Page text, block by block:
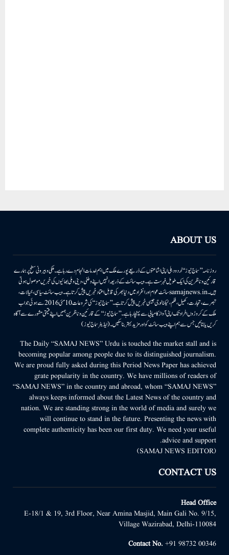
ABOUT US
روزنامہ ’’سماج نیوز‘‘ اُردو دہلی اپنی اشاعتوں کے ذریعے پورے ملک میں اہم خدمات انجام دے رہا ہے۔ ملکی وبیرونی سطح پر ہمارے
قارئین وناظرین کی ایک طویل فہرست ہے۔ ویب سائٹ کے ذریعہ انہیں اپنے وطنی، دینی وملی بھائیوں کی خبریں موصول ہوتی
ہیں۔samajnews.inسائٹ عوام اور انفراد میں دنیا بھر کی قابل اعتماد خبریں پیش کرتا ہے۔ ویب سائٹ سیاسی، خیالات،
تبصرے، تجارت، کھیل، فلم، ٹیکنالوجی جیسی خبریں پیش کرتا ہے۔ ’’سماج نیوز‘‘ کی شروعات 10مئی 2016 سے ہوئی جو اب
ملک کے کروڑوں افراد تک اپنی آواز کامیابی سے پہنچا رہا ہے۔ ’’سماج نیوز‘‘ کے قارئین وناظرین ہمیں اپنے قیمتی مشورے سے آگاہ
کریں یا بتائیں جس سے ہم اپنے ویب سائٹ کو اور مزید بہتر بناسکیں۔ (ایڈیٹر سماج نیوز)
The Daily “SAMAJ NEWS” Urdu is touched the market stall and is
becoming popular among people due to its distinguished journalism.
We are proud fully asked during this Period News Paper has achieved
grate popularity in the country. We have millions of readers of
“SAMAJ NEWS” in the country and abroad, whom “SAMAJ NEWS”
always keeps informed about the Latest News of the country and
nation. We are standing strong in the world of media and surely we
will continue to stand in the future. Presenting the news with
complete authenticity has been our first duty. We need your useful
advice and support.
(SAMAJ NEWS EDITOR)
CONTACT US
Head Office
E-18/1 & 19, 3rd Floor, Near Amina Masjid, Main Gali No. 9/15,
Village Wazirabad, Delhi-110084
Contact No. +91 98732 00346